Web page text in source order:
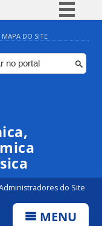
Simplifique!
BR
Participe
Canais
MAPA DO SITE
do Site
MENU